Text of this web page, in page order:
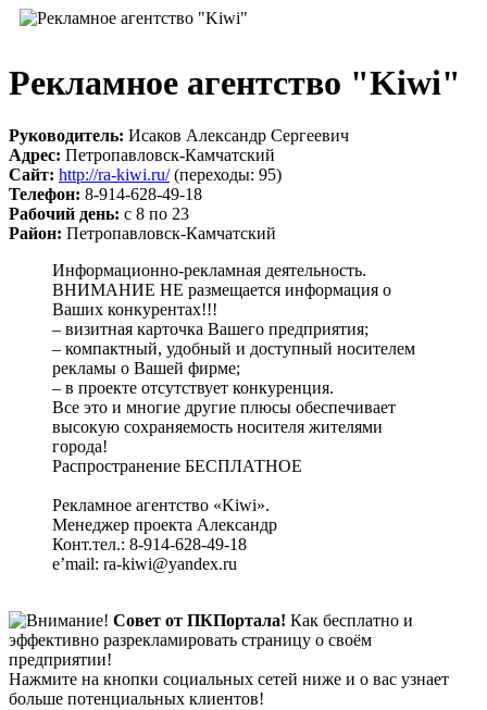
Рекламное агентство "Kiwi"
Руководитель: Исаков Александр Сергеевич
Адрес: Петропавловск-Камчатский
Сайт: http://ra-kiwi.ru/(переходы: 95)
Телефон: 8-914-628-49-18
Рабочий день: с 8 по 23
Район: Петропавловск-Камчатский
Информационно-рекламная деятельность.
ВНИМАНИЕ НЕ размещается информация о
Ваших конкурентах!!!
– визитная карточка Вашего предприятия;
– компактный, удобный и доступный носителем
рекламы о Вашей фирме;
– в проекте отсутствует конкуренция.
Все это и многие другие плюсы обеспечивает
высокую сохраняемость носителя жителями
города!
Распространение БЕСПЛАТНОЕ
Рекламное агентство «Kiwi».
Менеджер проекта Александр
Конт.тел.: 8-914-628-49-18
e’mail: ra-kiwi@yandex.ru
Совет от ПКПортала! Как бесплатно и
эффективно разрекламировать страницу о своём
предприятии!
Нажмите на кнопки социальных сетей ниже и о вас узнает
больше потенциальных клиентов!